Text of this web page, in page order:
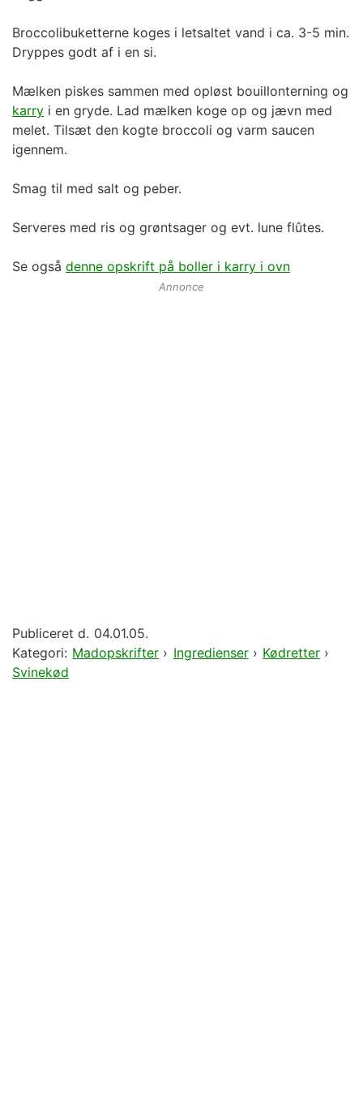
Broccolibuketterne koges i letsaltet vand i ca. 3-5 min.
Dryppes godt af i en si.
Mælken piskes sammen med opløst bouillonterning og
karry i en gryde. Lad mælken koge op og jævn med
melet. Tilsæt den kogte broccoli og varm saucen
igennem.
Smag til med salt og peber.
Serveres med ris og grøntsager og evt. lune flûtes.
Se også denne opskrift på boller i karry i ovn
Annonce
Publiceret d. 04.01.05.
Kategori: Madopskrifter › Ingredienser› Kødretter ›
Svinekød